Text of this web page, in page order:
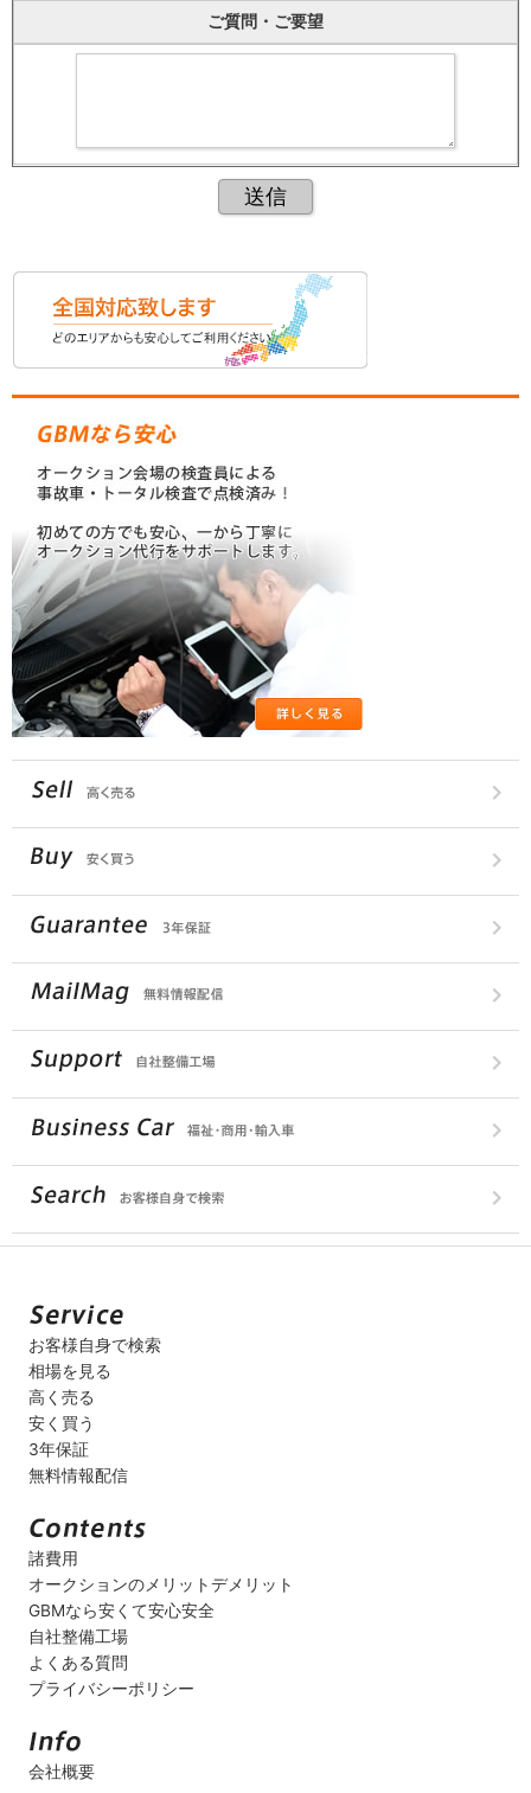
ご質問・ご要望
お客様自身で検索
相場を見る
高く売る
安く買う
3年保証
無料情報配信
諸費用
オークションのメリットデメリット
GBMなら安くて安心安全
自社整備工場
よくある質問
プライバシーポリシー
会社概要